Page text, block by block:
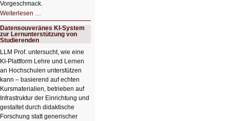
Vorgeschmack.
Weiterlesen …
Der
Ausbruch
der
KI
Datensouveränes KI-System
zur Lernunterstützung von
Studierenden
LLM Prof. untersucht, wie eine
KI‑Plattform Lehre und Lernen
an Hochschulen unterstützen
kann – basierend auf echten
Kursmaterialien, betrieben auf
Infrastruktur der Einrichtung und
gestaltet durch didaktische
Forschung statt generischer